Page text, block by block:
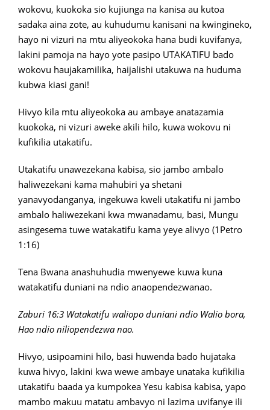
wokovu, kuokoka sio kujiunga na kanisa au kutoa
sadaka aina zote, au kuhudumu kanisani na kwingineko,
hayo ni vizuri na mtu aliyeokoka hana budi kuvifanya,
lakini pamoja na hayo yote pasipo UTAKATIFU bado
wokovu haujakamilika, haijalishi utakuwa na huduma
kubwa kiasi gani!
Hivyo kila mtu aliyeokoka au ambaye anatazamia
kuokoka, ni vizuri aweke akili hilo, kuwa wokovu ni
kufikilia utakatifu.
Utakatifu unawezekana kabisa, sio jambo ambalo
haliwezekani kama mahubiri ya shetani
yanavyodanganya, ingekuwa kweli utakatifu ni jambo
ambalo haliwezekani kwa mwanadamu, basi, Mungu
asingesema tuwe watakatifu kama yeye alivyo (1Petro
1:16)
Tena Bwana anashuhudia mwenyewe kuwa kuna
watakatifu duniani na ndio anaopendezwanao.
Zaburi 16:3 Watakatifu waliopo duniani ndio Walio bora,
Hao ndio niliopendezwa nao.
Hivyo, usipoamini hilo, basi huwenda bado hujataka
kuwa hivyo, lakini kwa wewe ambaye unataka kufikilia
utakatifu baada ya kumpokea Yesu kabisa kabisa, yapo
mambo makuu matatu ambavyo ni lazima uvifanye ili